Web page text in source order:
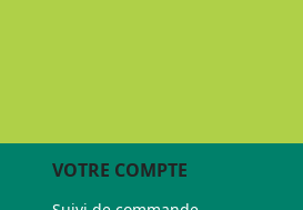
VOTRE COMPTE